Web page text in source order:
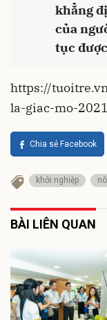
khẳng
của
tục
https://
la-giac-mo-
Chia sẻ Facebook
khởi nghiệp
BÀI LIÊN QUAN